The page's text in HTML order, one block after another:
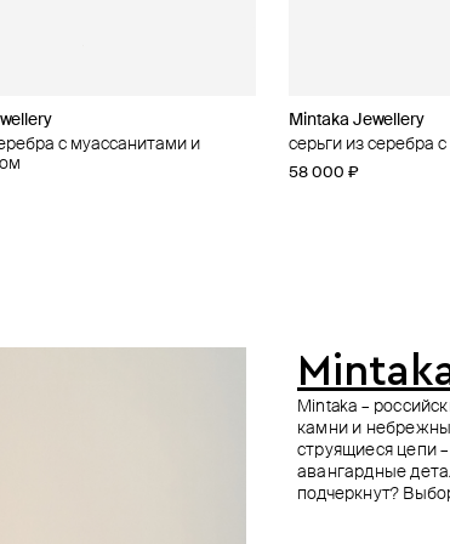
с муассанитами и
Mintaka Jewellery
серьги из серебра
58 000 ₽
браслет из серебра с
Mintaka Jewellery
колье из серебра с
82 000 ₽
с финифтью «звезда» и
Secrets
серьги из серебра
жрица» и топазами
с финифтью «верховная
Moonka
серьги-сердца из
топазов
Mintaka –
камни и
струящиеся цепи
авангардные
подчеркнут?